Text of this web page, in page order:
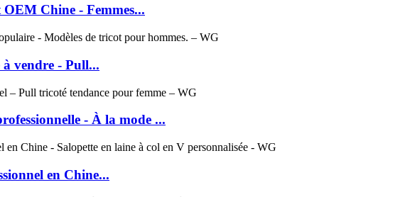
Chine - Femmes...
à vendre - Pull...
- À la mode ...
en Chine...